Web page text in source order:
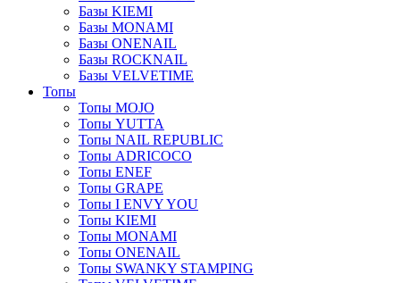
Базы KIEMI
Базы MONAMI
Базы ONENAIL
Базы ROCKNAIL
Базы VELVETIME
Топы
Топы MOJO
Топы YUTTA
Топы NAIL REPUBLIC
Топы ADRICOCO
Топы ENEF
Топы GRAPE
Топы I ENVY YOU
Топы KIEMI
Топы MONAMI
Топы ONENAIL
Топы SWANKY STAMPING